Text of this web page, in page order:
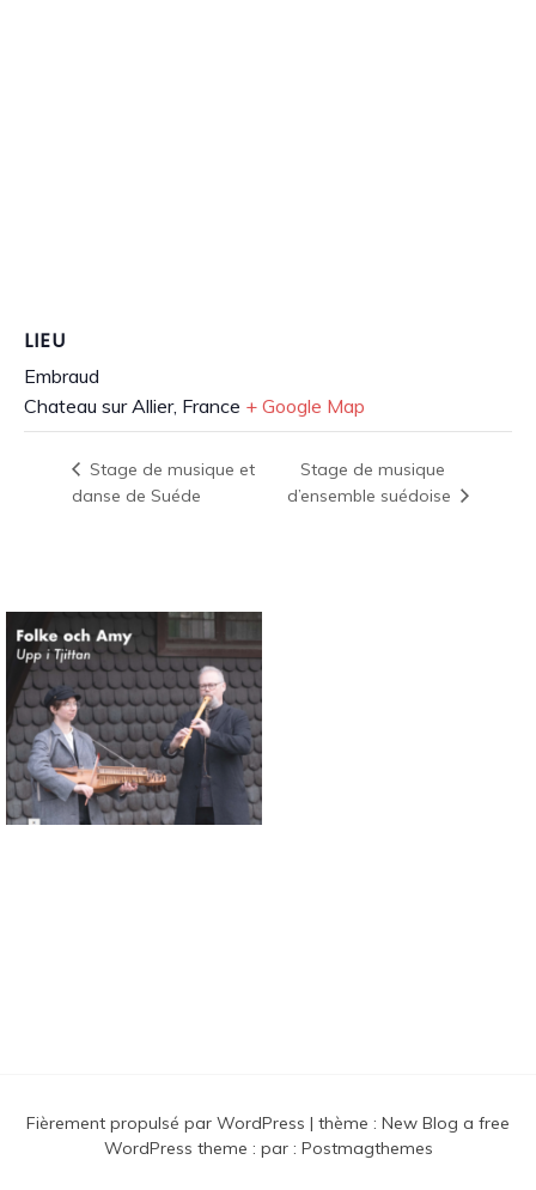
LIEU
Embraud
Chateau sur Allier, France + Google Map
Stage de musique et
danse de Suéde
Stage de musique
d’ensemble suédoise
Fièrement propulsé par WordPress | thème : New Blog a free
WordPress theme : par : Postmagthemes